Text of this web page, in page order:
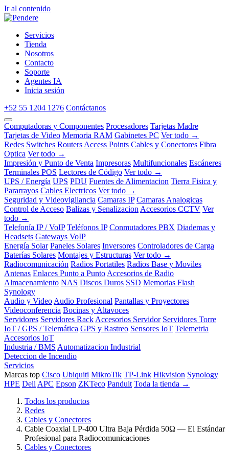
Ir al contenido
Servicios
Tienda
Nosotros
Contacto
Soporte
Agentes IA
Inicia sesión
+52 55 1204 1276 Contáctanos
Computadoras y Componentes Procesadores Tarjetas Madre
Tarjetas de Video Memoria RAM Gabinetes PC Ver todo →
Redes Switches Routers Access Points Cables y Conectores Fibra
Optica Ver todo →
Impresión y Punto de Venta Impresoras Multifuncionales Escáneres
Terminales POS Lectores de Código Ver todo →
UPS / Energía UPS PDU Fuentes de Alimentacion Tierra Fisica y
Pararrayos Cables Electricos Ver todo →
Seguridad y Videovigilancia Camaras IP Camaras Analogicas
Control de Acceso Balizas y Senalizacion Accesorios CCTV Ver
todo →
Telefonía IP / VoIP Teléfonos IP Conmutadores PBX Diademas y
Headsets Gateways VoIP
Energía Solar Paneles Solares Inversores Controladores de Carga
Baterías Solares Montajes y Estructuras Ver todo →
Radiocomunicación Radios Portatiles Radios Base y Moviles
Antenas Enlaces Punto a Punto Accesorios de Radio
Almacenamiento NAS Discos Duros SSD Memorias Flash
Synology
Audio y Video Audio Profesional Pantallas y Proyectores
Videoconferencia Bocinas y Altavoces
Servidores Servidores Rack Accesorios Servidor Servidores Torre
IoT / GPS / Telemática GPS y Rastreo Sensores IoT Telemetria
Accesorios IoT
Industria / BMS Automatizacion Industrial
Deteccion de Incendio
Servicios
Marcas top Cisco Ubiquiti MikroTik TP-Link Hikvision Synology
HPE Dell APC Epson ZKTeco Panduit Toda la tienda →
Todos los productos
Redes
Cables y Conectores
Cable Coaxial LP-400 Ultra Baja Pérdida 50Ω — El Estándar
Profesional para Radiocomunicaciones
Cables y Conectores